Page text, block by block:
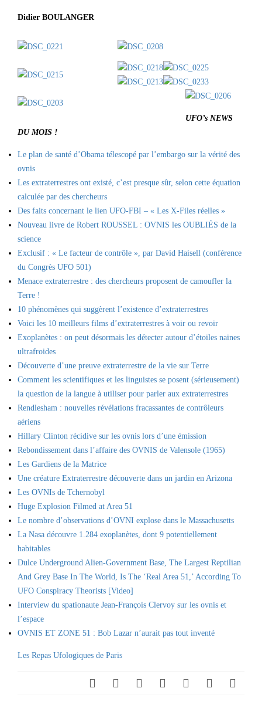
Didier BOULANGER
UFO’s NEWS
DU MOIS !
Le plan de santé d’Obama télescopé par l’embargo sur la vérité des
ovnis
Les extraterrestres ont existé, c’est presque sûr, selon cette équation
calculée par des chercheurs
Des faits concernant le lien UFO-FBI – « Les X-Files réelles »
Nouveau livre de Robert ROUSSEL : OVNIS les OUBLIÉS de la
science
Exclusif : « Le facteur de contrôle », par David Haisell (conférence
du Congrès UFO 501)
Menace extraterrestre : des chercheurs proposent de camoufler la
Terre !
10 phénomènes qui suggèrent l’existence d’extraterrestres
Voici les 10 meilleurs films d’extraterrestres à voir ou revoir
Exoplanètes : on peut désormais les détecter autour d’étoiles naines
ultrafroides
Découverte d’une preuve extraterrestre de la vie sur Terre
Comment les scientifiques et les linguistes se posent (sérieusement)
la question de la langue à utiliser pour parler aux extraterrestres
Rendlesham : nouvelles révélations fracassantes de contrôleurs
aériens
Hillary Clinton récidive sur les ovnis lors d’une émission
Rebondissement dans l’affaire des OVNIS de Valensole (1965)
Les Gardiens de la Matrice
Une créature Extraterrestre découverte dans un jardin en Arizona
Les OVNIs de Tchernobyl
Huge Explosion Filmed at Area 51
Le nombre d’observations d’OVNI explose dans le Massachusetts
La Nasa découvre 1.284 exoplanètes, dont 9 potentiellement
habitables
Dulce Underground Alien-Government Base, The Largest Reptilian
And Grey Base In The World, Is The ‘Real Area 51,’ According To
UFO Conspiracy Theorists [Video]
Interview du spationaute Jean-François Clervoy sur les ovnis et
l’espace
OVNIS ET ZONE 51 : Bob Lazar n’aurait pas tout inventé
Les Repas Ufologiques de Paris